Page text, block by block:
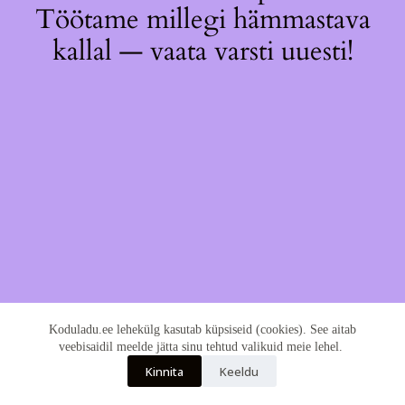
Koduladu.ee lehekülg kasutab küpsiseid (cookies). See aitab
veebisaidil meelde jätta sinu tehtud valikuid meie lehel.
Kinnita Keeldu
Töötame millegi hämmastava
kallal — vaata varsti uuesti!